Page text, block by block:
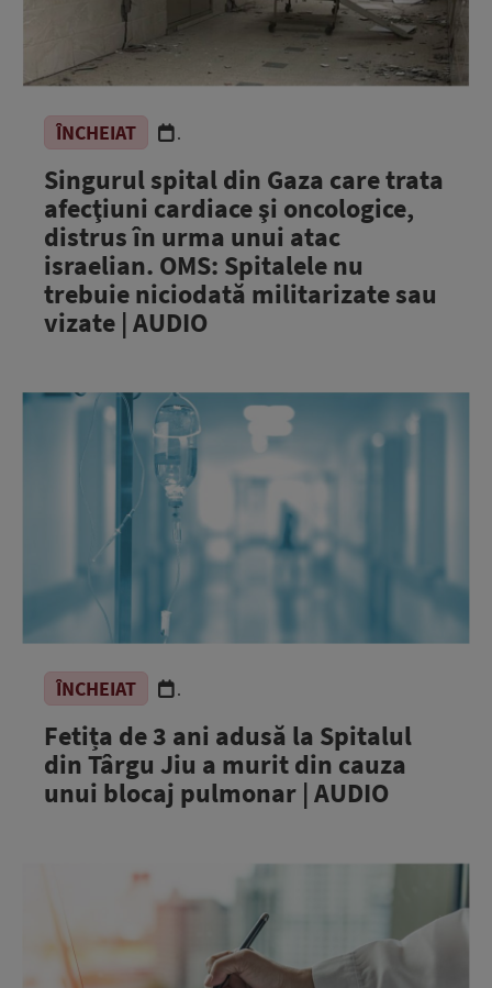
ÎNCHEIAT .
Singurul spital din Gaza care trata
afecţiuni cardiace şi oncologice,
distrus în urma unui atac
israelian. OMS: Spitalele nu
trebuie niciodată militarizate sau
vizate | AUDIO
ÎNCHEIAT .
Fetița de 3 ani adusă la Spitalul
din Târgu Jiu a murit din cauza
unui blocaj pulmonar | AUDIO